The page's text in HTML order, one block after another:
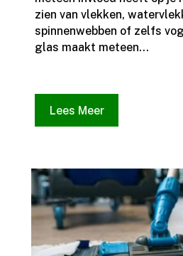
zien van vlekken,
spinnenwebben of zelfs
glas maakt meteen...
Lees Meer